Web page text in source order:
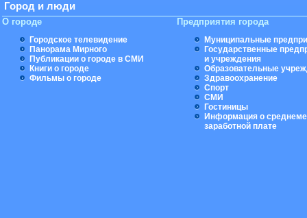
Город и люди
О городе
Городское телевидение
Панорама Мирного
Публикации о городе в СМИ
Книги о городе
Фильмы о городе
Предприятия города
Муниципальные
Государственные
и учреждения
Образовательные
Здравоохранение
Спорт
СМИ
Гостиницы
Информация о
заработной плате